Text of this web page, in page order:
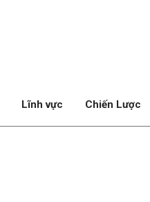
Lĩnh vực Chiến Lược